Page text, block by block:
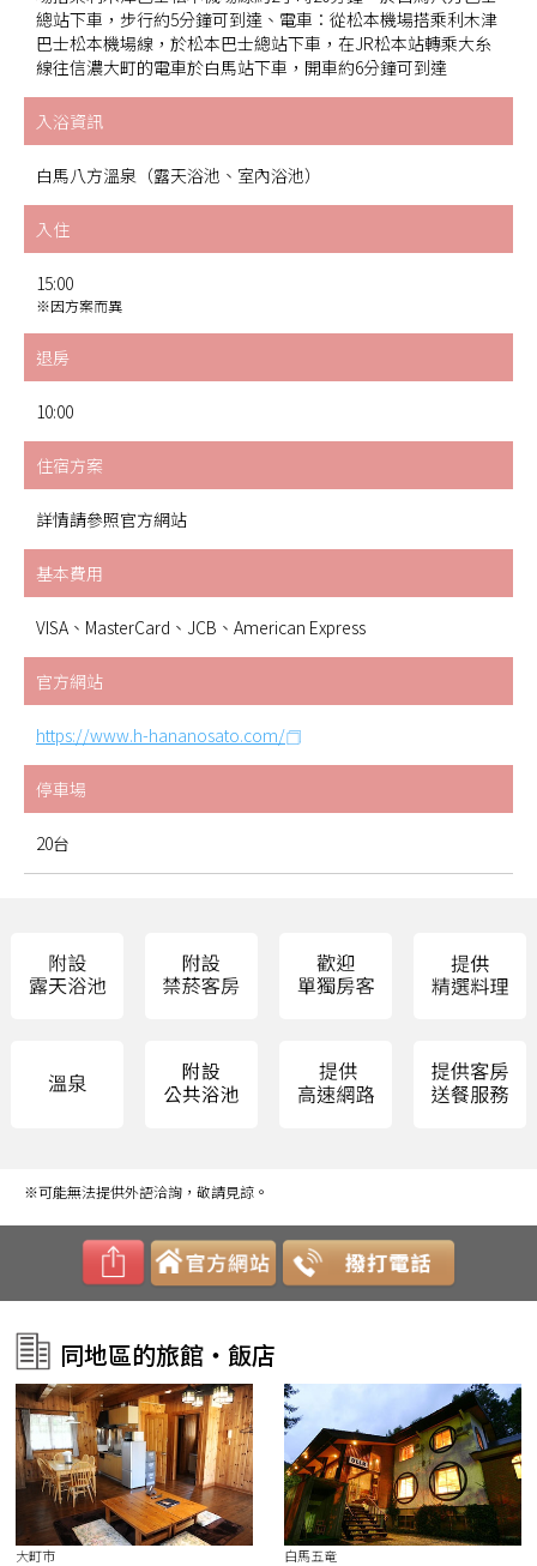
總站下車，步行約5分鐘可到達、電車：從松本機場搭乘利木津
巴士松本機場線，於松本巴士總站下車，在JR松本站轉乘大糸
線往信濃大町的電車於白馬站下車，開車約6分鐘可到達
入浴資訊
白馬八方溫泉（露天浴池、室內浴池）
入住
15:00
※因方案而異
退房
10:00
住宿方案
詳情請參照官方網站
基本費用
VISA、MasterCard、JCB、American Express
官方網站
https://www.h-hananosato.com/
停車場
20台
※可能無法提供外語洽詢，敬請見諒。
同地區的旅館・飯店
大町市
白馬五竜